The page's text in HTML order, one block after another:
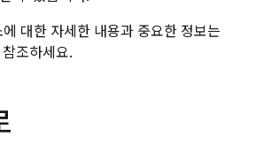
대한 자세한 내용과 중요한 정보는
조하세요.